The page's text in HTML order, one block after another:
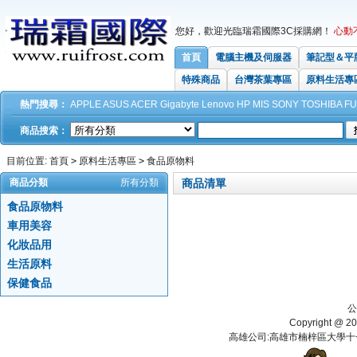
您好，歡迎光臨瑞霜國際3C採購網！ 心動
首頁 電腦主機及伺服器
筆記型＆平
特殊商品
台灣茶葉專區 原料生活專
熱門搜尋： APPLEASUSACER Gigabyte Lenovo HP MIS SONY TOSHIBA
商品搜索：
目前位置: 首頁 > 原料生活專區 > 食品原物料
商品分類
所有分類
食品原物料
車用美容
化妝品用
生活原料
保健食品
商品清單
Copyright @
高雄公司:高雄市楠梓區大學